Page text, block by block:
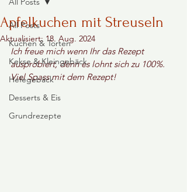
All Posts
Kuchen & Torten
Kekse & Kleingebäck
Hefegebäck
Desserts & Eis
Grundrezepte
Apfelkuchen mit Streuseln
Aktualisiert: 18. Aug. 2024
Ich freue mich wenn Ihr das Rezept
ausprobiert, denn es lohnt sich zu 100%.
Viel Spass mit dem Rezept!